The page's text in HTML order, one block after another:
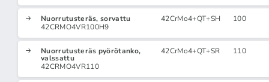
Nuorrutusteräs, sorvattu
42CRMO4VR100H9
42CrMo4+QT+SH 100
Nuorrutusteräs pyörötanko,
valssattu
42CRMO4VR110
42CrMo4+QT+SR 110